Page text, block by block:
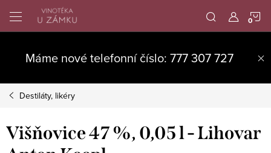
obsah
Máme nové telefonní číslo: 777 307 727
Destiláty, likéry
Višňovice 47 %, 0,05 l - Lihovar